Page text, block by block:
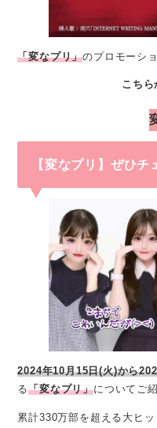
「変なプリ」のプロモーシ
こちら
【変なプリ】ぜひチ
2024年10月15日(火)から
る「変なプリ」についてご
累計330万部を超える大ヒッ